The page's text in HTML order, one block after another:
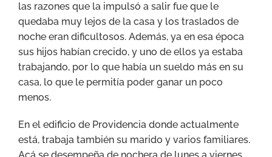
las razones que la impulsó a salir fue que le
quedaba muy lejos de la casa y los traslados de
noche eran dificultosos. Además, ya en esa época
sus hijos habían crecido, y uno de ellos ya estaba
trabajando, por lo que había un sueldo más en su
casa, lo que le permitía poder ganar un poco
menos.
En el edificio de Providencia donde actualmente
está, trabaja también su marido y varios familiares.